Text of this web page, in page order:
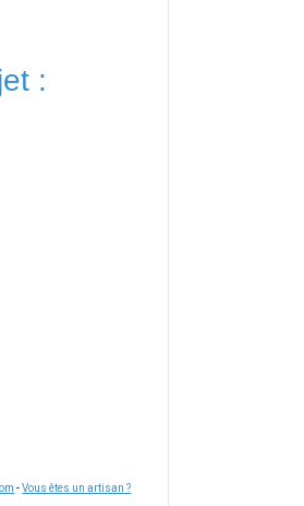
:
-Vous êtes un artisan ?